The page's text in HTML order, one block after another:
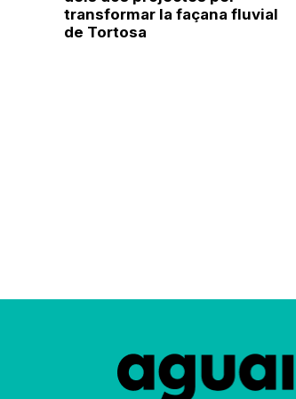
transformar la façana fluvial
de Tortosa